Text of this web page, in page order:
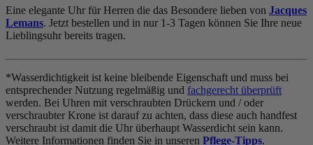
Eine elegante Uhr für Herren die das Besondere lieben von Jacques
Lemans. Jetzt bestellen und in nur 1-3 Tagen können Sie Ihre neue
Lieblingsuhr bereits tragen.
*Wasserdichtigkeit ist keine bleibende Eigenschaft und muss bei
entsprechender Nutzung regelmäßig und fachgerecht überprüft
werden. Bei Uhren mit verschraubten Drückern und / oder
verschraubter Krone ist darauf zu achten, dass diese auch handfest
verschraubt ist damit die Uhr überhaupt Wasserdicht sein kann.
Weitere Informationen finden Sie in unseren Pflege-Tipps.